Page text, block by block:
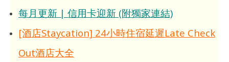
每月更新 | 信用卡迎新 (附獨家連結)
[酒店Staycation] 24小時住宿延遲Late Check
Out酒店大全